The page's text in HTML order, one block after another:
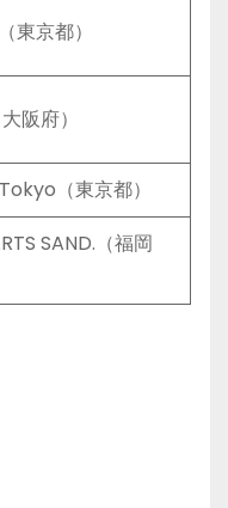
東京都）
阪府）
（東京都）
SAND.（福岡